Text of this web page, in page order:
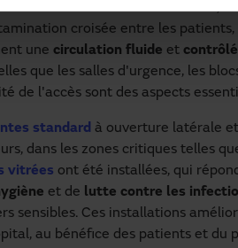
En évitant l'utilisation manuelle,
croisée entre les
une circulation fluide et
que les salles d'urgence, les
de l'accès sont des aspects
standard à ouverture latérale et
dans les zones critiques telles
vitrées ont été installées, qui
et de lutte contre les
sensibles. Ces installations
au bénéfice des patients et du